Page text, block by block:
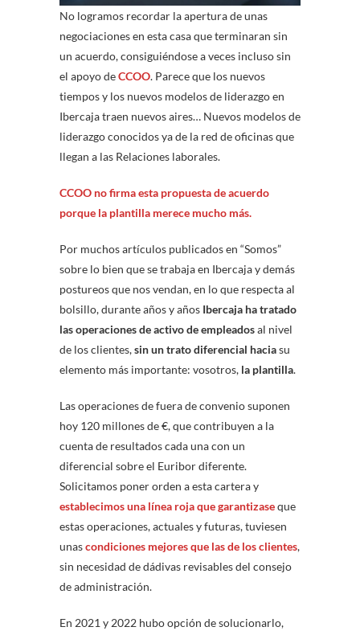
No logramos recordar la apertura de unas
negociaciones en esta casa que terminaran sin
un acuerdo, consiguiéndose a veces incluso sin
el apoyo deCCOO. Parece que los nuevos
tiempos y los nuevos modelos de liderazgo en
Ibercaja traen nuevos aires… Nuevos modelos de
liderazgo conocidos ya de la red de oficinas que
llegan a las Relaciones laborales.
CCOO no firma esta propuesta de acuerdo
porque la plantilla merece mucho más.
Por muchos artículos publicados en “Somos”
sobre lo bien que se trabaja en Ibercaja y demás
postureos que nos vendan, en lo que respecta al
bolsillo, durante años y años Ibercaja ha tratado
las operaciones de activo de empleadosal nivel
de los clientes,sin un trato diferencial haciasu
elemento más importante: vosotros, la plantilla.
Las operaciones de fuera de convenio suponen
hoy 120 millones de €, que contribuyen a la
cuenta de resultados cada una con un
diferencial sobre el Euribor diferente.
Solicitamos poner orden a esta cartera y
establecimos una línea roja que garantizaseque
estas operaciones, actuales y futuras, tuviesen
unascondiciones mejores que las de los clientes,
sin necesidad de dádivas revisables del consejo
de administración.
En 2021 y 2022 hubo opción de solucionarlo,